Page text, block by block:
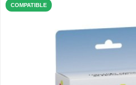
COMPATIBLE